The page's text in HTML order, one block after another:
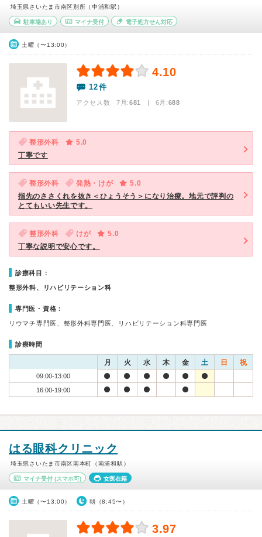
埼玉県さいたま市南区別所（中浦和駅）
駐車場あり マイナ受付 電子処方せん対応
土曜（〜13:00）
4.10
12件
アクセス数 7月:681 | 6月:688
整形外科
5.0
丁寧です
整形外科 発熱・けが
5.0
指先のささくれを抜き＜ひょうそう＞になり治療。地元で評判の
とてもいい先生です。
整形外科 けが
5.0
丁寧な説明で安心です。
診療科目：
整形外科、リハビリテーション科
専門医・資格：
リウマチ専門医、整形外科専門医、リハビリテーション科専門医
診療時間
月 火 水 木 金 土 日 祝
09:00-13:00
16:00-19:00
はる眼科クリニック
埼玉県さいたま市南区南本町（南浦和駅）
マイナ受付 (スマホ可) 女医在籍
土曜（〜13:00） 朝（8:45〜）
3.97